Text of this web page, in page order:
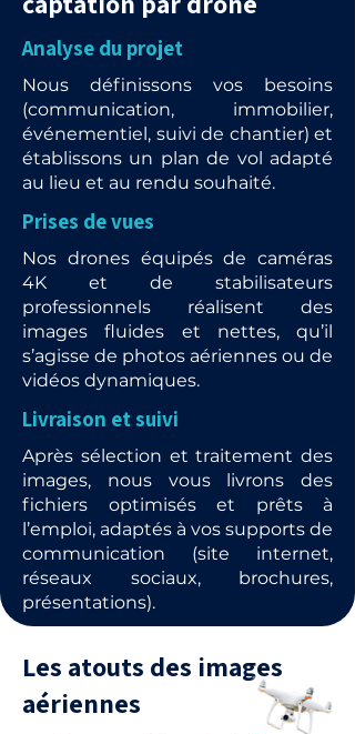
Analyse du projet
Nous définissons vos besoins
(communication, immobilier,
événementiel, suivi de chantier) et
établissons un plan de vol adapté
au lieu et au rendu souhaité.
Prises de vues
Nos drones équipés de caméras
4K et de stabilisateurs
professionnels réalisent des
images fluides et nettes, qu’il
s’agisse de photos aériennes ou de
vidéos dynamiques.
Livraison et suivi
Après sélection et traitement des
images, nous vous livrons des
fichiers optimisés et prêts à
l’emploi, adaptés à vos supports de
communication (site internet,
réseaux sociaux, brochures,
présentations).
Les atouts des images
aériennes